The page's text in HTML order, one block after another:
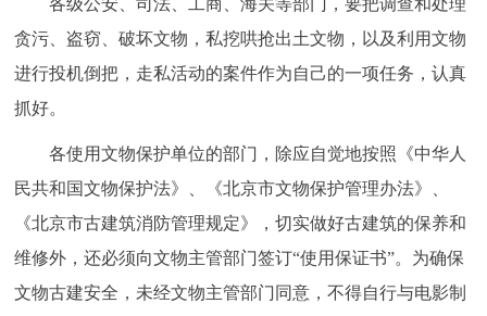
各级公安、司法、工商、海关等部门，要把调查和处理
贪污、盗窃、破坏文物，私挖哄抢出土文物，以及利用文物
进行投机倒把，走私活动的案件作为自己的一项任务，认真
抓好。
各使用文物保护单位的部门，除应自觉地按照《中华人
民共和国文物保护法》、《北京市文物保护管理办法》、
《北京市古建筑消防管理规定》，切实做好古建筑的保养和
维修外，还必须向文物主管部门签订“使用保证书”。为确保
文物古建安全，未经文物主管部门同意，不得自行与电影制